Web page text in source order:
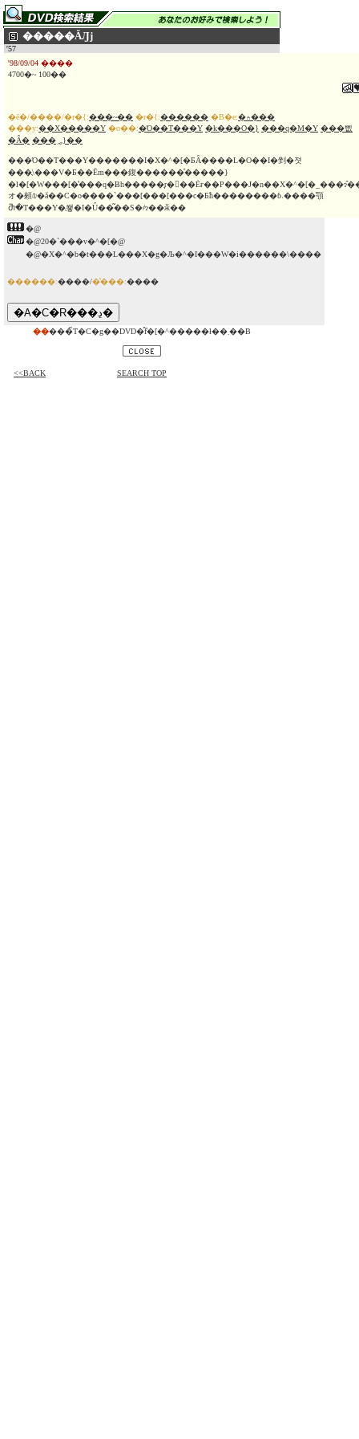
�����ĂԒj
'57
'98/09/04 ����
4700�~ 100��
�ē�/����/�r�{:���~�� �r�{:������ �B�e:�⍲���
���y:��X�����Y �o��:�Ό��T���Y �k���O�} ���q�M�Y ���삢
�Â�
���؃}��
���Ό��T���Y�������I�X�^�[�ƂȂ����L�O��I�剉�졋
���̖\���V�Ƃ��Ēm���鍑������ͤ�����}
オ�顂₪�ă��C�o����`���[���[���c�Ƃ̃h��������ɓ˓����顎
Ⴋ�T���Y�̖쐫�I�Ȗ��͂��S�҂ɂ��ӂ��
�@
�@20�`���v�^�[�@
�@�X�^�b�t���L���X�g�Љ�^�I���W�i������\����
������:����/�̔���:����
�� ���̃T�C�g��DVD�̂݃f�[�^�����ł��܂��B
<<BACK SEARCH TOP